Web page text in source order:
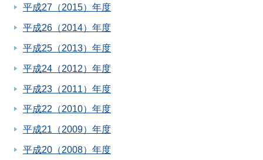
平成27（2015）年度
平成26（2014）年度
平成25（2013）年度
平成24（2012）年度
平成23（2011）年度
平成22（2010）年度
平成21（2009）年度
平成20（2008）年度